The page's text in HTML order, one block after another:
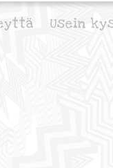
Usein